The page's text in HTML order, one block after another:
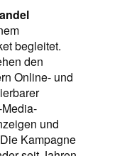
begleitet.
den
Online- und
und
Kampagne